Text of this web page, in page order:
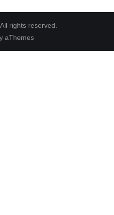
rights reserved.
aThemes